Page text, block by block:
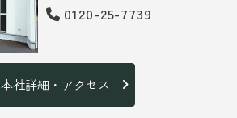
0120-25-7739
本社詳細・アクセス